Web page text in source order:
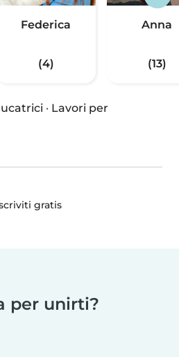
Federica
(4)
Anna
(13)
· Lavori per
gratis
per unirti?